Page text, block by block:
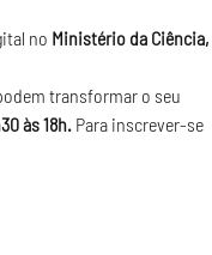
no Ministério da Ciência,
transformar o seu
às 18h. Para inscrever-se